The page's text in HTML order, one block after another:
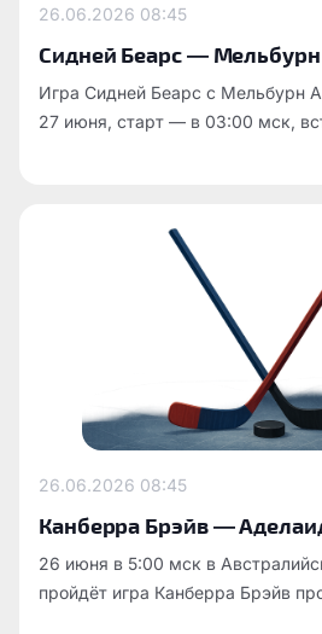
26.06.2026 08:45
Сидней Беарс — Мельбурн
Игра Сидней Беарс с Мельбурн
27 июня, старт — в 03:00 мск,
26.06.2026 08:45
Канберра Брэйв —
26 июня в 5:00 мск в
пройдёт игра Канберра Брэйв